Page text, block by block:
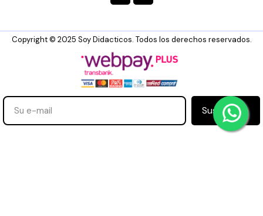
Copyright © 2025 Soy Didacticos. Todos los derechos reservados.
Suscribirse